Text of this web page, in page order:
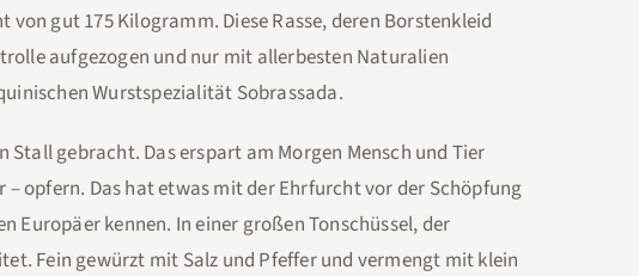
gut 175 Kilogramm. Diese Rasse, deren Borstenkleid
aufgezogen und nur mit allerbesten Naturalien
Wurstspezialität Sobrassada.
gebracht. Das erspart am Morgen Mensch und Tier
opfern. Das hat etwas mit der Ehrfurcht vor der Schöpfung
Europäer kennen. In einer großen Tonschüssel, der
Fein gewürzt mit Salz und Pfeffer und vermengt mit klein